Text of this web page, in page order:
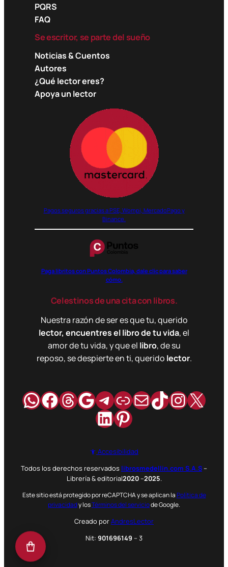
PQRS
FAQ
Se escritor, se parte del sueño
Noticias & Cuentos
Autores
¿Qué lector eres?
Apoya un lector
Pagos seguros gracias a PSE, Wompi, MercadoPago y
Binance.
Paga libritos con Puntos Colombia, dale clic para saber
cómo.
Celestinos de una cita con libros.
Nuestra razón de ser es que tu, querido
lector, encuentres el libro de tu vida, el
amor de tu vida, y que el libro, de su
reposo, se despierte en ti, querido lector.
WhatsApp
Facebook
Hilos
Google
Telegram
Enlace
Correo
TikTok
X
LinkedIn
Pinterest
Accesibilidad
Todos los derechos reservados librosmedellin.com S.A.S–
Librería & editorial2020–2025.
Este sitio está protegido por reCAPTCHA y se aplican laPolítica de
privacidady losTérminos del serviciode Google.
Creado porAndresLector
Nit: 901696149 – 3